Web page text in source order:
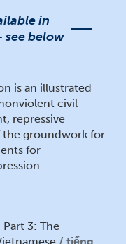
in
see below
is an illustrated
civil
repressive
the groundwork for
for
3: The